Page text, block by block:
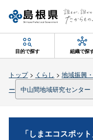
目的で探す 組織で探
トップ> くらし > 地域振興
ー
中山間地域研究センター
「しまエコスポット